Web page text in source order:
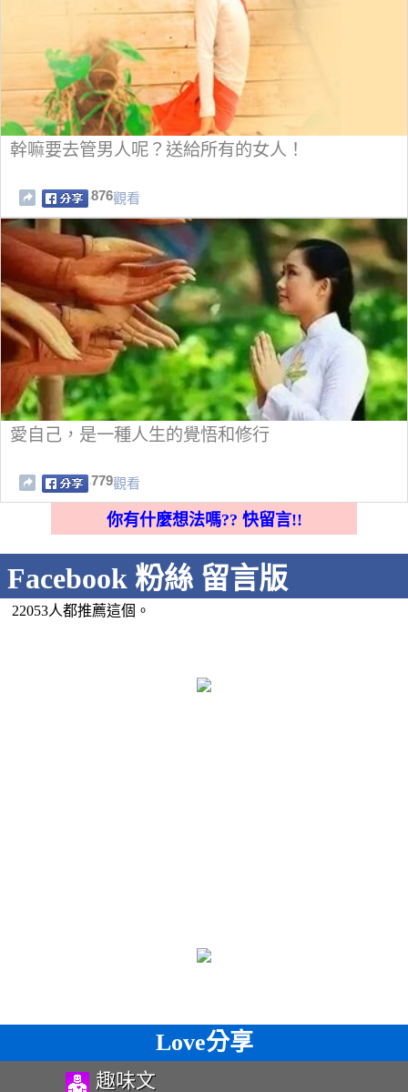
幹嘛要去管男人呢？送給所有的女人！
876觀看
愛自己，是一種人生的覺悟和修行
779觀看
你有什麼想法嗎?? 快留言!!
Facebook 粉絲 留言版
22053人都推薦這個。
Love分享
趣味文